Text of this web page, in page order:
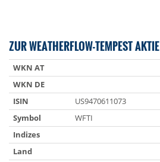
ZUR WEATHERFLOW-TEMPEST AKTIE
WKN AT
WKN DE
ISIN
US9470611073
Symbol
WFTI
Indizes
Land